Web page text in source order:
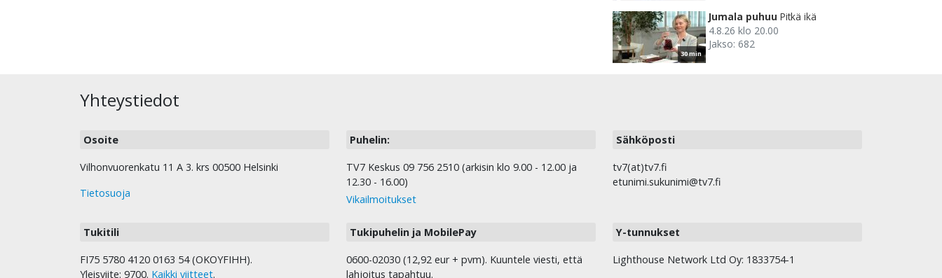
30 min
Jumala puhuu Pitkä ikä
4.8.26 klo 20.00
Jakso: 682
Yhteystiedot
Osoite
Vilhonvuorenkatu 11 A 3. krs 00500 Helsinki
Tietosuoja
Puhelin:
TV7 Keskus 09 756 2510 (arkisin klo 9.00 - 12.00 ja
12.30 - 16.00)
Vikailmoitukset
Sähköposti
tv7(at)tv7.fi
etunimi.sukunimi@tv7.fi
Tukitili
FI75 5780 4120 0163 54 (OKOYFIHH).
Yleisviite: 9700. Kaikki viitteet.
Tukipuhelin ja MobilePay
0600-02030 (12,92 eur + pvm). Kuuntele viesti, että
lahjoitus tapahtuu.
Y-tunnukset
Lighthouse Network Ltd Oy: 1833754-1